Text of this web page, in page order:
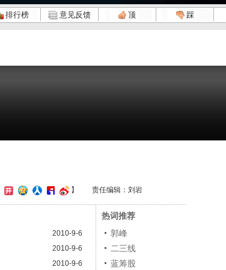
排行榜 意见反馈 顶 踩
】 责任编辑：刘岩
2010-9-6
2010-9-6
2010-9-6
热词推荐
郭峰
二三线
蓝筹股